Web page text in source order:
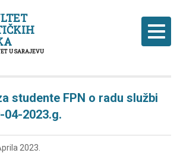
U SARAJEVU
studente FPN o radu službi
2023.g.
2023.